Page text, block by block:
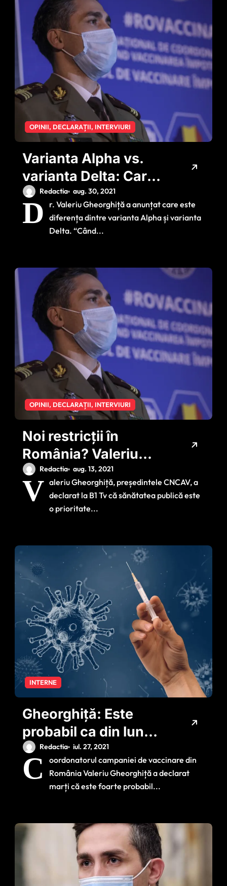
OPINII, DECLARAȚII, INTERVIURI
Varianta Alpha vs.
varianta Delta: Care
sunt diferențele
majore
Redactia aug. 30, 2021
D
r. Valeriu Gheorghiță a anunțat care este
diferența dintre varianta Alpha și varianta
Delta. “Când...
OPINII, DECLARAȚII, INTERVIURI
Noi restricții în
România? Valeriu
Gheorghiță: ‘Trebuie
luate la timp tocmai
ca să producă efecte
Redactia aug. 13, 2021
V aleriu Gheorghiță, președintele CNCAV, a
declarat la B1 Tv că sănătatea publică este
o prioritate...
INTERNE
Gheorghiță: Este
probabil ca din luna
septembrie să
aveam această
decizie de a
Redactia iul. 27, 2021
C
oordonatorul campaniei de vaccinare din
România Valeriu Gheorghiță a declarat
marți că este foarte probabil...